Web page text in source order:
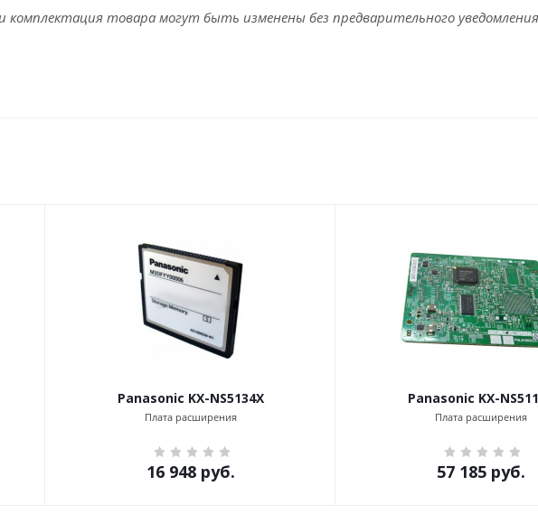
товара могут быть изменены без предварительного
Panasonic KX-NS5134X
Плата расширения
16 948руб.
Panasonic KX-
Плата расширения
57 185руб.